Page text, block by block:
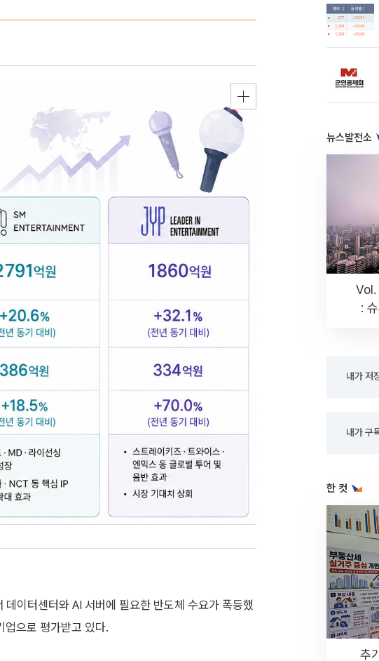
이터센터와 AI 서버에 필요한 반도체 수요가 폭등했
으로 평가받고 있다.
뉴스발전소
Vol.
:
내가 저
내가 구
한 컷
추